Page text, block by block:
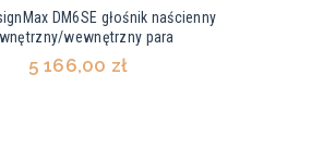
DM6SE głośnik naścienny
wewnętrzny para
5 166,00 zł